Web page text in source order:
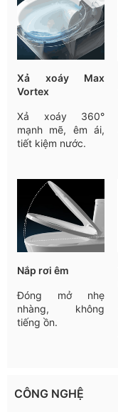
Xả xoáy Max
Vortex
Xả xoáy 360°
mạnh mẽ, êm ái,
tiết kiệm nước.
Nắp rơi êm
Đóng mở nhẹ
nhàng, không
tiếng ồn.
CÔNG NGHỆ